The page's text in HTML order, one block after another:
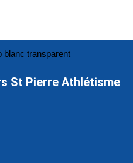
St Pierre Athlétisme